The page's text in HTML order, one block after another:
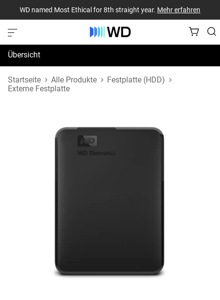
WD named Most Ethical for 8th straight year. Mehr erfahren
Übersicht
Technische Daten
Startseite Alle Produkte
Festplatte (HDD)
Externe Festplatte